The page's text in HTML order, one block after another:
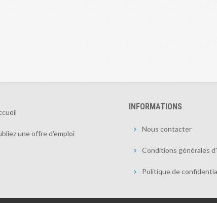
une offre d'emploi
INFORMATIONS
Nous contacter
Conditions générales
Politique de